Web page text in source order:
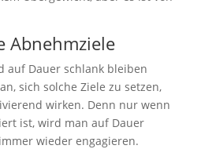
Abnehmziele
auf Dauer schlank bleiben
sich solche Ziele zu setzen,
wirken. Denn nur wenn
ist, wird man auf Dauer
wieder engagieren.